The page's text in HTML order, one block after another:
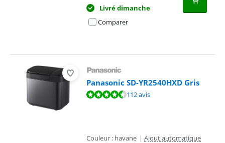
Livré dimanche
Comparer
Panasonic SD-YR2540HXD Gris
La note est de 9,2 sur 10, basée sur 112 avis.112 avis
Couleur : havane | Ajout automatique